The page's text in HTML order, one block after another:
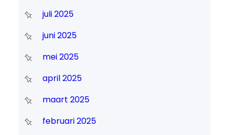
juli 2025
juni 2025
mei 2025
april 2025
maart 2025
februari 2025